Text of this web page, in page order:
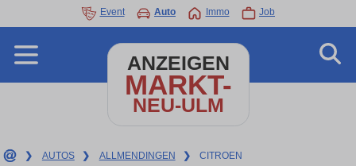
Event Auto Immo Job
ANZEIGEN
MARKT-
NEU-ULM
❯ AUTOS ❯ ALLMENDINGEN ❯ CITROEN